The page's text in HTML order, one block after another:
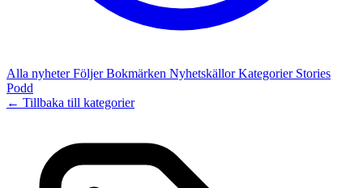
Alla nyheterFöljerBokmärken NyhetskällorKategorier Stories
Podd
← Tillbaka till kategorier